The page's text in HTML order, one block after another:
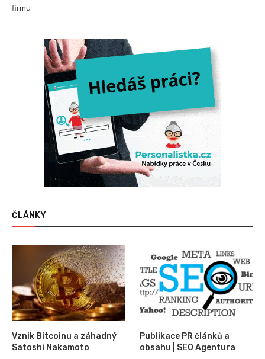
firmu
ČLÁNKY
Vznik Bitcoinu a záhadný
Satoshi Nakamoto
Publikace PR článků a
obsahu | SEO Agentura